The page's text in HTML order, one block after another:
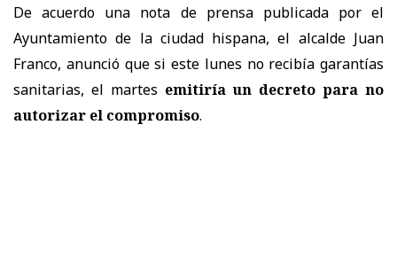
De acuerdo una nota de prensa publicada por el
Ayuntamiento de la ciudad hispana, el alcalde Juan
Franco, anunció que si este lunes no recibía garantías
sanitarias, el martes emitiría un decreto para no
autorizar el compromiso.